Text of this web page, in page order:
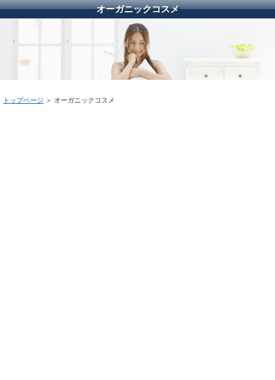
オーガニックコスメ
トップページ ＞ オーガニックコスメ